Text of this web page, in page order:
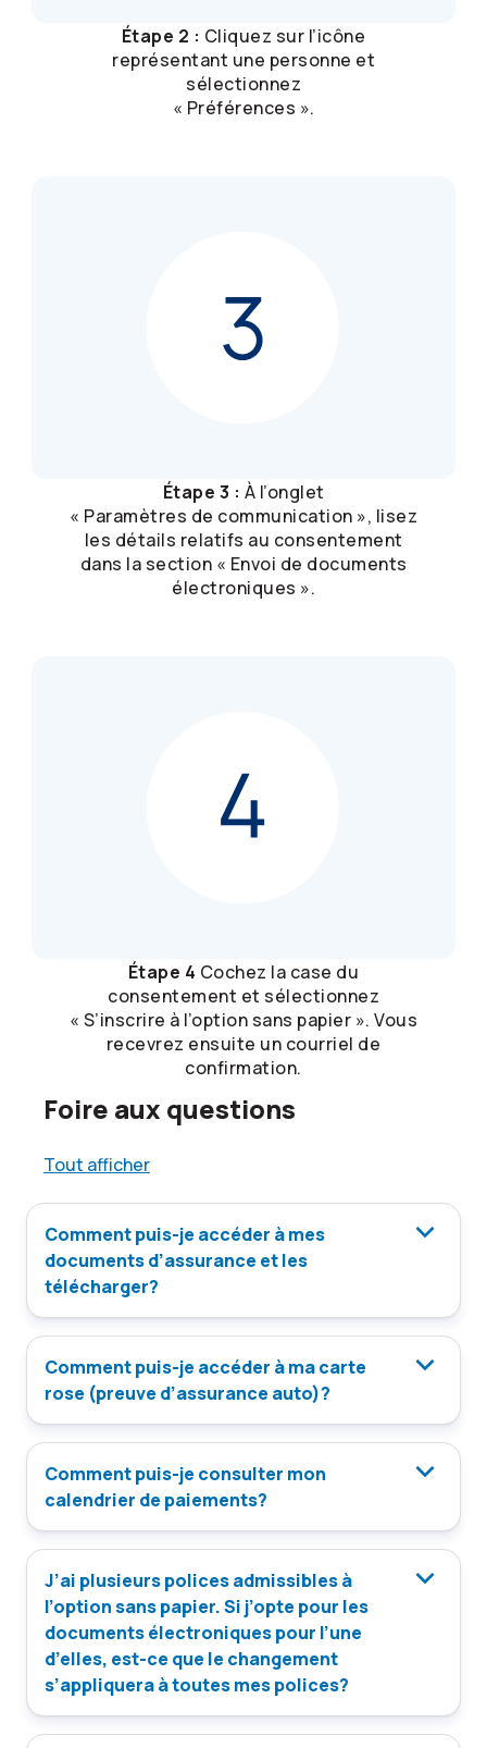
Étape 2 : Cliquez sur l’icône
représentant une personne et
sélectionnez
« Préférences ».
Étape 3 : À l’onglet
« Paramètres de communication », lisez
les détails relatifs au consentement
dans la section « Envoi de documents
électroniques ».
Étape 4 Cochez la case du
consentement et sélectionnez
« S’inscrire à l’option sans papier ». Vous
recevrez ensuite un courriel de
confirmation.
Foire aux questions
Tout afficher
Comment puis-je accéder à mes
documents d’assurance et les
télécharger?
Comment puis-je accéder à ma carte
rose (preuve d’assurance auto)?
Comment puis-je consulter mon
calendrier de paiements?
J’ai plusieurs polices admissibles à
l’option sans papier. Si j’opte pour les
documents électroniques pour l’une
d’elles, est-ce que le changement
s’appliquera à toutes mes polices?